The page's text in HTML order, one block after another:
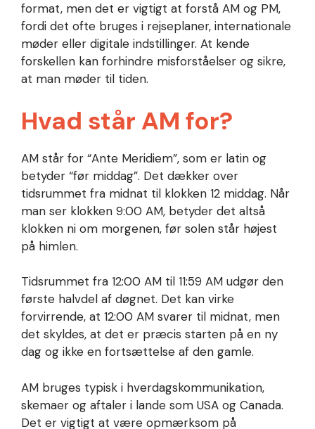
format, men det er vigtigt at forstå AM og PM,
fordi det ofte bruges i rejseplaner, internationale
møder eller digitale indstillinger. At kende
forskellen kan forhindre misforståelser og sikre,
at man møder til tiden.
Hvad står AM for?
AM står for “Ante Meridiem”, som er latin og
betyder “før middag”. Det dækker over
tidsrummet fra midnat til klokken 12 middag. Når
man ser klokken 9:00 AM, betyder det altså
klokken ni om morgenen, før solen står højest
på himlen.
Tidsrummet fra 12:00 AM til 11:59 AM udgør den
første halvdel af døgnet. Det kan virke
forvirrende, at 12:00 AM svarer til midnat, men
det skyldes, at det er præcis starten på en ny
dag og ikke en fortsættelse af den gamle.
AM bruges typisk i hverdagskommunikation,
skemaer og aftaler i lande som USA og Canada.
Det er vigtigt at være opmærksom på